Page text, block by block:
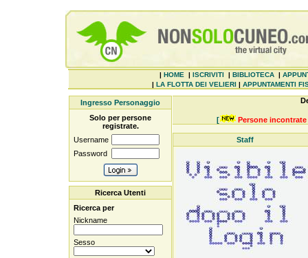
| HOME | ISCRIVITI| BIBLIOTECA|
| LA FLOTTA DEI VELIERI | APPUNTAMENTI
Ingresso Personaggio
Solo per persone
registrate.
Username
Password
Ricerca Utenti
Ricerca per
Nickname
Sesso
[ Persone
Staff